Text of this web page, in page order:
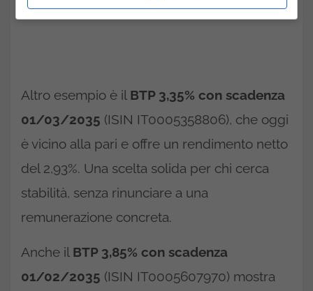
Altro esempio è il BTP 3,35% con scadenza
01/03/2035 (ISIN IT0005358806), che oggi
è vicino alla pari e offre un rendimento netto
del 2,93%. Una scelta solida per chi cerca
stabilità, senza rinunciare a una
remunerazione concreta.
Anche il BTP 3,85% con scadenza
01/02/2035 (ISIN IT0005607970) mostra